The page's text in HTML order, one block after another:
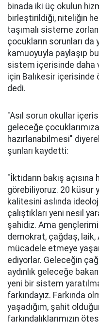
binada iki üç okulun
birleştirildiği, niteliğin
taşımalı sisteme
çocukların sorunları
kamuoyuyla paylaşıp
sistem içerisinde daha
için Balıkesir içerisinde
dedi.
"Asıl sorun okullar
geleceğe
hazırlanabilmesi"
şunları kaydetti:
"İktidarın bakış
görebiliyoruz. 20 küsur
kalitesini aslında
çalıştıkları yeni nesil
şahidiz. Ama
demokrat, çağdaş,
mücadele etmeye
ediyorlar. Geleceğin
aydınlık geleceğe
yeni bir sistem
farkındayız. Farkında
yaşadığım, şahit
farkındalıklarımızın